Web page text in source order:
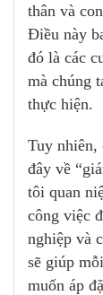
thân và
Điều này
đó là các
mà chúng
thực hiện.
Tuy
đây về
tôi quan
công việc
nghiệp và
sẽ giúp
muốn áp